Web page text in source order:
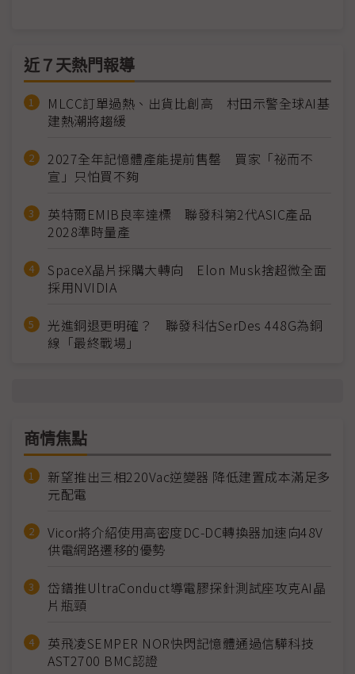
近７天熱門報導
MLCC訂單過熱、出貨比創高 村田示警全球AI基
建熱潮將趨緩
2027全年記憶體產能提前售罄 買家「祕而不
宣」只怕買不夠
英特爾EMIB良率達標 聯發科第2代ASIC產品
2028準時量產
SpaceX晶片採購大轉向 Elon Musk捨超微全面
採用NVIDIA
光進銅退更明確？ 聯發科估SerDes 448G為銅
線「最終戰場」
商情焦點
新望推出三相220Vac逆變器 降低建置成本滿足多
元配電
Vicor將介紹使用高密度DC-DC轉換器加速向48V
供電網路遷移的優勢
岱鐠推UltraConduct導電膠探針測試座攻克AI晶
片瓶頸
英飛凌SEMPER NOR快閃記憶體通過信驊科技
AST2700 BMC認證